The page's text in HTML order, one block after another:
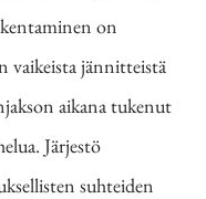
on
vaikeista jännitteistä
aikana tukenut
Järjestö
suhteiden